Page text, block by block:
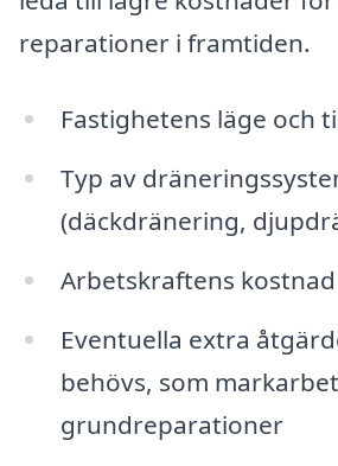
reparationer i framtiden.
Fastighetens läge och
Typ av
(däckdränering,
Arbetskraftens
Eventuella extra
behövs, som
grundreparationer